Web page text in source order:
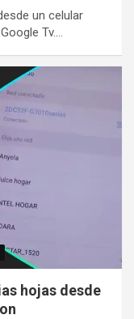
un celular
Tv.…
hojas desde